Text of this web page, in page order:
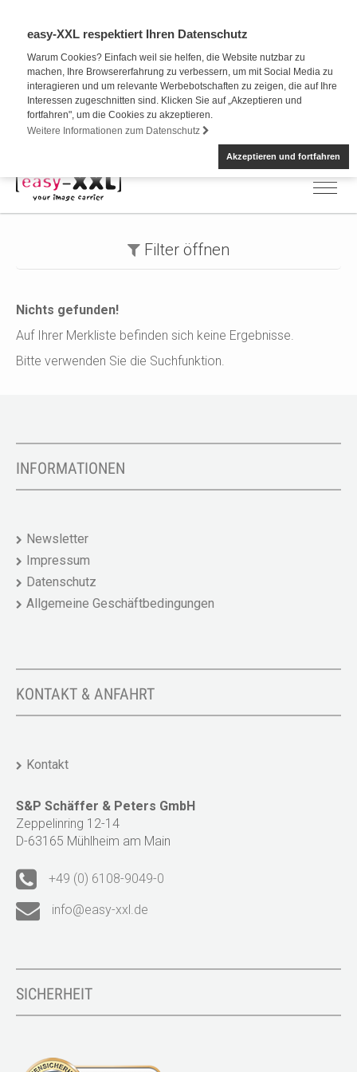
easy-XXL respektiert Ihren Datenschutz
Warum Cookies? Einfach weil sie helfen, die Website nutzbar zu
machen, Ihre Browsererfahrung zu verbessern, um mit Social Media zu
interagieren und um relevante Werbebotschaften zu zeigen, die auf Ihre
Interessen zugeschnitten sind. Klicken Sie auf „Akzeptieren und
fortfahren", um die Cookies zu akzeptieren.
Weitere Informationen zum Datenschutz
Akzeptieren und fortfahren
Filter öffnen
Nichts gefunden!
Auf Ihrer Merkliste befinden sich keine Ergebnisse.
Bitte verwenden Sie die Suchfunktion.
INFORMATIONEN
Newsletter
Impressum
Datenschutz
Allgemeine Geschäftbedingungen
KONTAKT & ANFAHRT
Kontakt
S&P Schäffer & Peters GmbH
Zeppelinring 12-14
D-63165 Mühlheim am Main
+49 (0) 6108-9049-0
info@easy-xxl.de
SICHERHEIT